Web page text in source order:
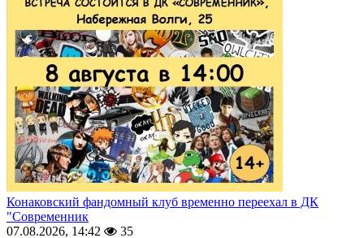
Конаковский фандомный клуб временно переехал в ДК
"Современник
07.08.2026, 14:42
35